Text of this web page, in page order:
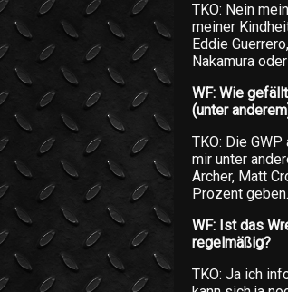
TKO: Nein
meiner
Eddie
Nakamura
WF: Wie
(unter
TKO: Die
mir unter
Archer, Matt
Prozent geben.
WF: Ist das
regelmäßig?
TKO: Ja ich